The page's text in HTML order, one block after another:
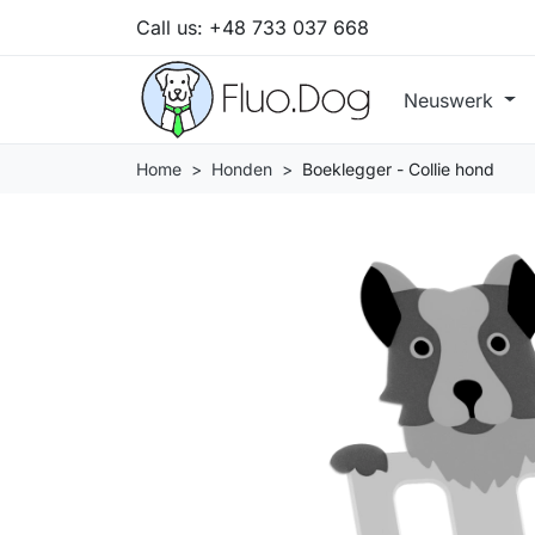
Call us: +48 733 037 668
Neuswerk
Home Honden Boeklegger - Collie hond